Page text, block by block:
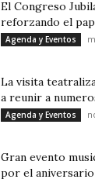
El Congreso
reforzando el
Agenda y Eventos
La visita
a reunir a
Agenda y Eventos
Gran evento
por el aniversario